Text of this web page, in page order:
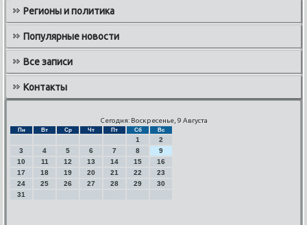
Регионы и политика
Популярные новости
Все записи
Контакты
Сегодня: Воскресенье, 9 Августа
Пн Вт Ср Чт Пт Сб Вс
1
2
3
4 5 6 7 8
9
10
11 12 13 14 15
16
17
18 19 20 21 22
23
24
25 26 27 28 29
30
31